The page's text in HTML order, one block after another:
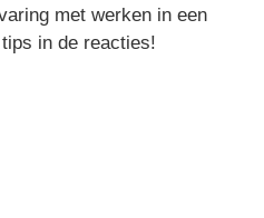
met werken in een
in de reacties!